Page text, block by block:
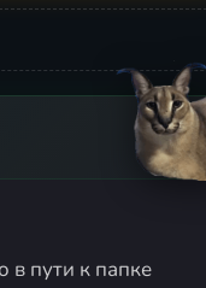
в пути к папке